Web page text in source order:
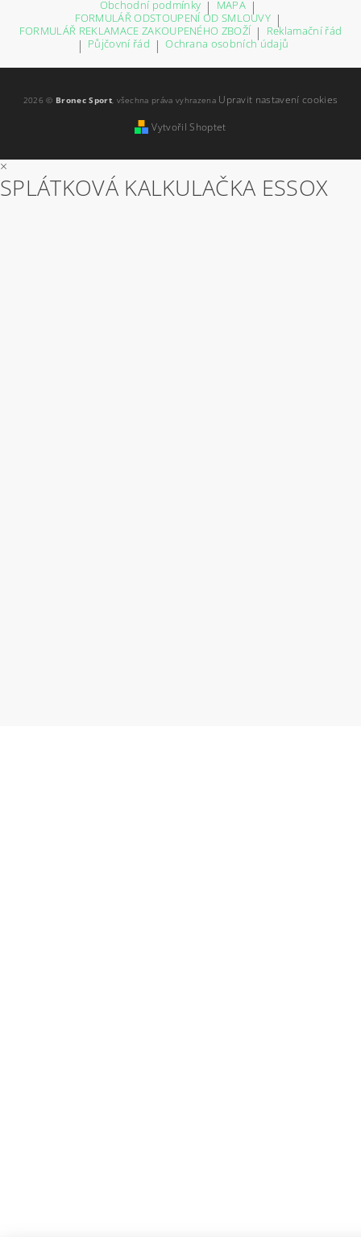
Obchodní podmínky | MAPA |
FORMULÁŘ ODSTOUPENÍ OD SMLOUVY |
FORMULÁŘ REKLAMACE ZAKOUPENÉHO ZBOŽÍ | Reklamační řád
| Půjčovní řád | Ochrana osobních údajů
2026 © Bronec Sport, všechna práva vyhrazena Upravit nastavení cookies
Vytvořil Shoptet
×
SPLÁTKOVÁ KALKULAČKA ESSOX